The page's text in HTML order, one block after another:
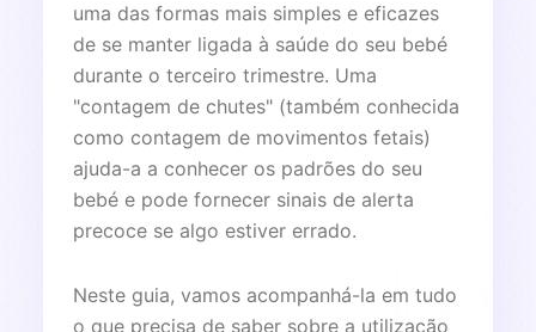
uma das formas mais simples e eficazes
de se manter ligada à saúde do seu bebé
durante o terceiro trimestre. Uma
"contagem de chutes" (também conhecida
como contagem de movimentos fetais)
ajuda-a a conhecer os padrões do seu
bebé e pode fornecer sinais de alerta
precoce se algo estiver errado.
Neste guia, vamos acompanhá-la em tudo
o que precisa de saber sobre a utilização